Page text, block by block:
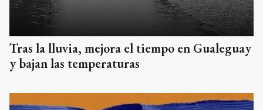
Tras la lluvia, mejora el tiempo en Gualeguay
y bajan las temperaturas